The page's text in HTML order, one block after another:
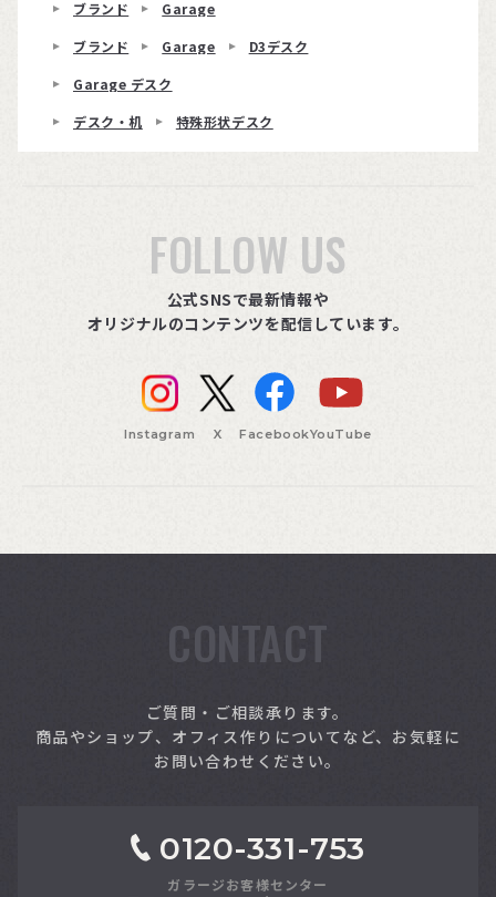
ブランド
Garage
ブランド
Garage
D3デスク
Garage デスク
デスク・机
特殊形状デスク
FOLLOW US
公式SNSで最新情報や
オリジナルのコンテンツを配信しています。
Instagram X FacebookYouTube
CONTACT
ご質問・ご相談承ります。
商品やショップ、オフィス作りについてなど、お気軽に
お問い合わせください。
0120-331-753
ガラージお客様センター